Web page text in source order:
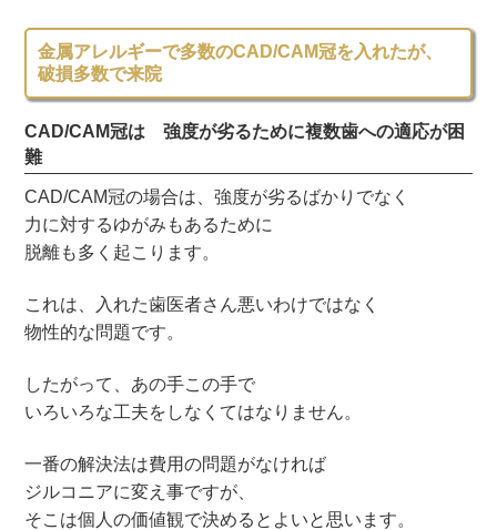
金属アレルギーで多数のCAD/CAM冠を入れたが、
破損多数で来院
CAD/CAM冠は 強度が劣るために複数歯への適応が困
難
CAD/CAM冠の場合は、強度が劣るばかりでなく
力に対するゆがみもあるために
脱離も多く起こります。
これは、入れた歯医者さん悪いわけではなく
物性的な問題です。
したがって、あの手この手で
いろいろな工夫をしなくてはなりません。
一番の解決法は費用の問題がなければ
ジルコニアに変え事ですが、
そこは個人の価値観で決めるとよいと思います。